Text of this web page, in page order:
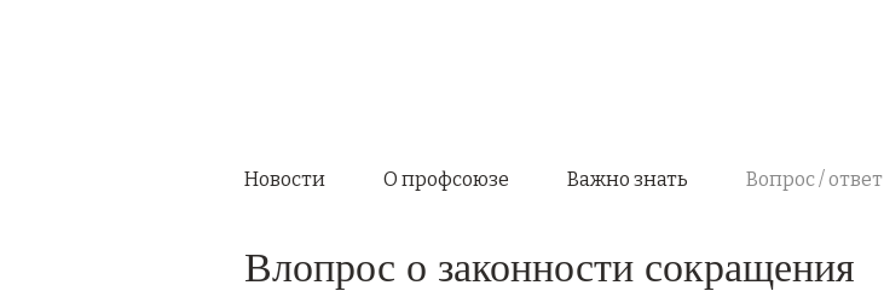
Новости О профсоюзе Важно знать Вопрос / ответ
Влопрос о законности сокращения